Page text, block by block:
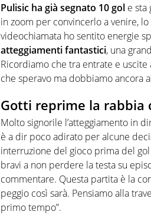
Pulisic ha già segnato 10 gol e sta
in zoom per convincerlo a venire,
videochiamata ho sentito energie
atteggiamenti fantastici, una
Ricordiamo che tra entrate e
che speravo ma dobbiamo ancora
Gotti reprime la rabbia
Molto signorile l’atteggiamento in
è a dir poco adirato per alcune
interruzione del gioco prima del
bravi a non perdere la testa su
commentare. Questa partita è la
peggio così sarà. Pensiamo alla
primo tempo”.